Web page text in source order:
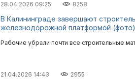
28.04.2026 09:25 8258
В Калининграде завершают
железнодорожной платформой (фото)
Рабочие убрали почти все строительные
21.04.2026 14:43 2955